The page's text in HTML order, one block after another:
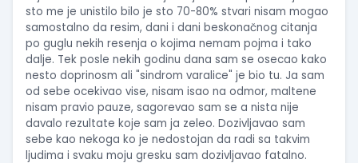
sto me je unistilo bilo je sto 70-80% stvari nisam mogao
samostalno da resim, dani i dani beskonačnog citanja
po guglu nekih resenja o kojima nemam pojma i tako
dalje. Tek posle nekih godinu dana sam se osecao kako
nesto doprinosm ali "sindrom varalice" je bio tu. Ja sam
od sebe ocekivao vise, nisam isao na odmor, maltene
nisam pravio pauze, sagorevao sam se a nista nije
davalo rezultate koje sam ja zeleo. Dozivljavao sam
sebe kao nekoga ko je nedostojan da radi sa takvim
ljudima i svaku moju gresku sam dozivljavao fatalno.